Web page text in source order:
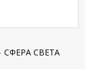
СФЕРА СВЕТА